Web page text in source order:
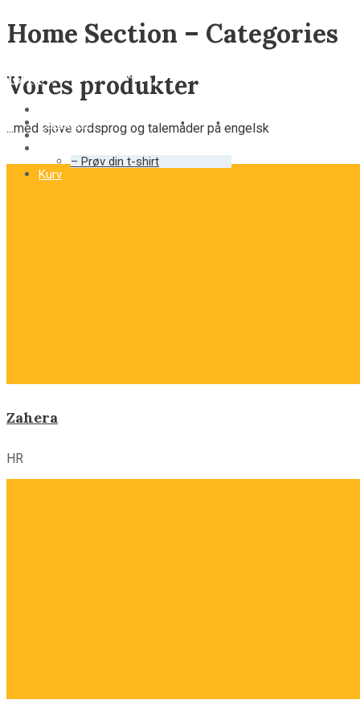
Produkter
Ordsprog
– Prøv din t-shirt
Kurv
Home Section – Categories
Vores produkter
...med sjove ordsprog og talemåder på engelsk
Zahera
HR